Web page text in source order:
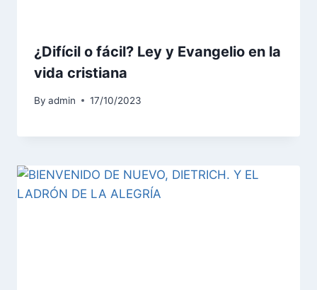
¿Difícil o fácil? Ley y Evangelio en la
vida cristiana
By admin 17/10/2023